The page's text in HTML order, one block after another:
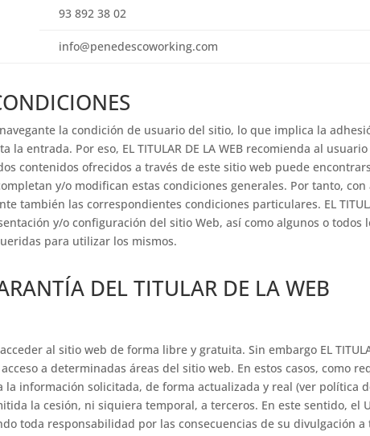
93 892 38 02
info@penedescoworking.com
la condición de usuario del sitio, lo que implica la
entrada. Por eso, EL TITULAR DE LA WEB recomienda al
contenidos ofrecidos a través de este sitio web puede
y/o modifican estas condiciones generales. Por tanto,
también las correspondientes condiciones particulares. EL
y/o configuración del sitio Web, así como algunos o todos
para utilizar los mismos.
DEL TITULAR DE LA WEB
al sitio web de forma libre y gratuita. Sin embargo EL
a determinadas áreas del sitio web. En estos casos, como
información solicitada, de forma actualizada y real (ver política
la cesión, ni siquiera temporal, a terceros. En este sentido, el
toda responsabilidad por las consecuencias de su divulgación a